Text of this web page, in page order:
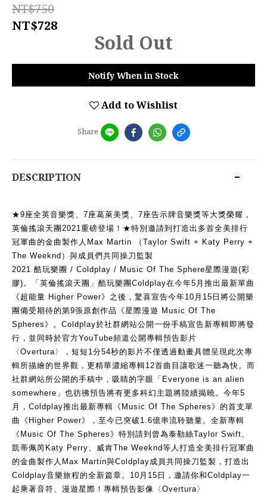
NT$750
NT$728
Sold Out
Notify When in Stock
Add to Wishlist
Share
DESCRIPTION
★9座全英音樂獎、7座葛萊美獎、7座告示牌音樂獎等大獎榮耀，
英倫搖滾天團2021重磅登場！★特別邀請到打造出多首全美排行
冠軍曲的金曲製作人Max Martin （Taylor Swift + Katy Perry +
The Weeknd）與成員們共同操刀監製
2021 酷玩樂團 / Coldplay / Music Of The Sphere星際漫遊(彩
膠)。「英倫搖滾天團」酷玩樂團Coldplay在今年5月推出最新單曲
《超能量 Higher Power》之後，驚喜宣告今年10月15日將公開樂
團備受期待的第9張原創作品《星際漫遊 Music Of The
Spheres》。Coldplay於社群網站公開一份手稿宣告新專輯即將發
行，並同時於官方YouTube頻道公開專輯預告影片
〈Overtura〉，短短1分54秒的影片不僅透過動畫具體呈現此次專
輯所描繪的世界觀，更精華濃縮專輯12首曲目讓歌迷一聽為快。而
社群網站所公開的手稿中，吸睛的字眼「Everyone is an alien
somewhere」也彷彿預告將有更多科幻主題將陸續揭曉。今年5
月，Coldplay推出最新專輯《Music Of The Spheres》的首支單
曲《Higher Power》，至今已突破1.6億串流聆聽量。全新專輯
《Music Of The Spheres》特別請到曾為泰勒絲Taylor Swift、
凱蒂佩芮Katy Perry、威肯The Weeknd等人打造全美排行冠軍曲
的金曲製作人Max Martin與Coldplay成員共同操刀監製，打造出
Coldplay音樂旅程的全新篇章。10月15日，邀請你和Coldplay一
起乘著音符、漫遊星際！專輯預告影像〈Overtura〉